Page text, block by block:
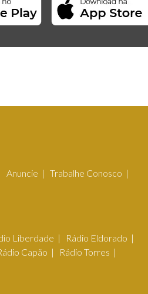
Anuncie
Trabalhe Conosco
Liberdade
Rádio Eldorado
Capão
Rádio Torres